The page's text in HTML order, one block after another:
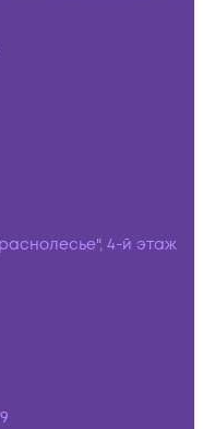
4-й этаж